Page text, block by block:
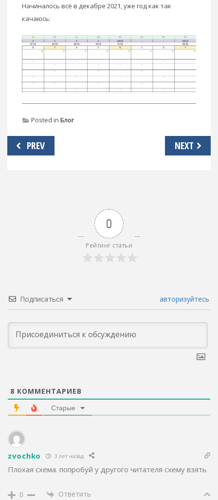
Начиналось всё в декабре 2021, уже год как так
качаюсь:
Posted in Блог
Навигация
по
PREV NEXT
0
Рейтинг статьи
Подписаться авторизуйтесь
8 КОММЕНТАРИЕВ
Старые
zvochko 3 лет назад
Плохая схема. попробуй у другого читателя схему взять
0 Ответить